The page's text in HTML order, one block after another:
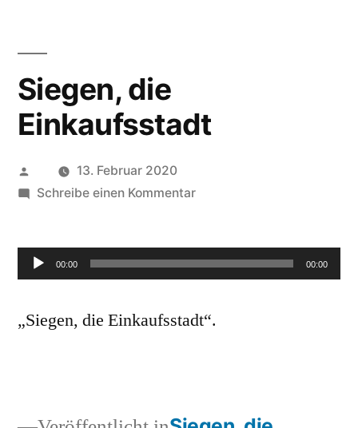
Siegen, die
Einkaufsstadt
13. Februar 2020
Schreibe einen Kommentar
Audio-00:00 00:00
„Siegen, die Einkaufsstadt“.